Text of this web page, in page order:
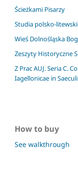
Ścieżkami Pisarzy
Studia polsko-
Wieś Dolnośląska
Zeszyty Historyczne
Z Prac AUJ. Seria C.
Iagellonicae in
How to buy
See walkthrough